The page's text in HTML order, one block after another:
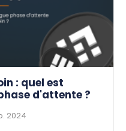
: quel est
d'attente ?
2024